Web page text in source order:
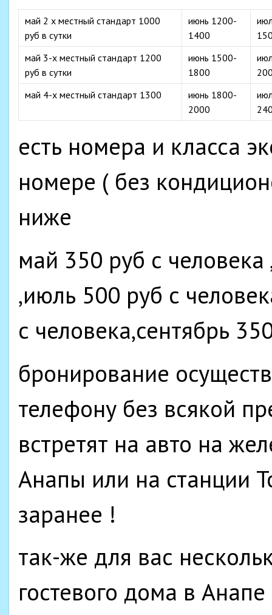
май 2 х местный стандарт 1000
руб в сутки
июнь 1200-
1400
май 3-х местный стандарт 1200
руб в сутки
июнь 1500-
1800
май 4-х местный стандарт 1300
июнь 1800-
2000
есть номера и класса
номере ( без
ниже
май 350 руб с
,июль 500 руб с
с человека,сентябрь
бронирование
телефону без всякой
встретят на авто на
Анапы или на станции
заранее !
так-же для вас
гостевого дома в Анапе